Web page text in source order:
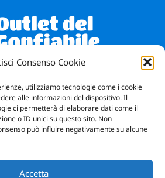
Consenso Cookie
utilizziamo tecnologie come i cookie
alle informazioni del dispositivo. Il
ci permetterà di elaborare dati come il
o ID unici su questo sito. Non
può influire negativamente su alcune
Accetta
Giochi Gonfiabili
Bergamo
Facebook Instagram WhatsApp